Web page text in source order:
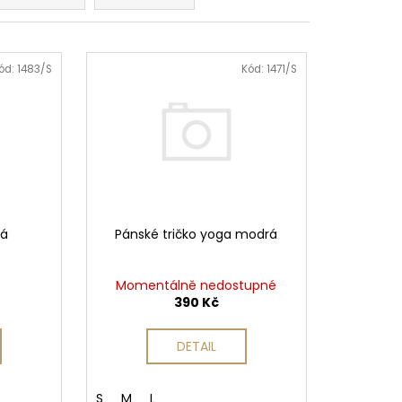
1483/S
Pánské tričko yoga modrá
Momentálně nedostupné
390 Kč
DETAIL
S M L
Kód: 1471/S